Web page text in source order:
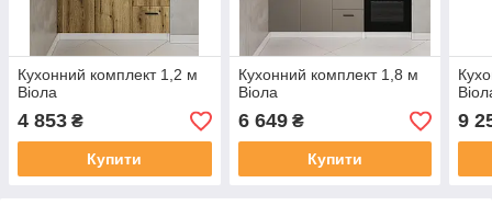
Кухонний комплект 1,2 м
Віола
4 853 ₴
Купити
Кухонний комплект 1,8 м
Віола
6 649₴
Купити
9